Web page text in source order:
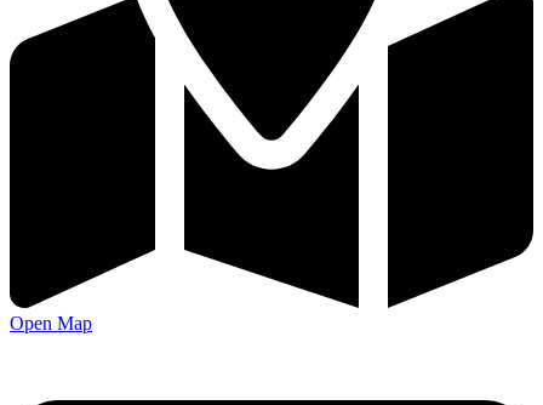
Open Map